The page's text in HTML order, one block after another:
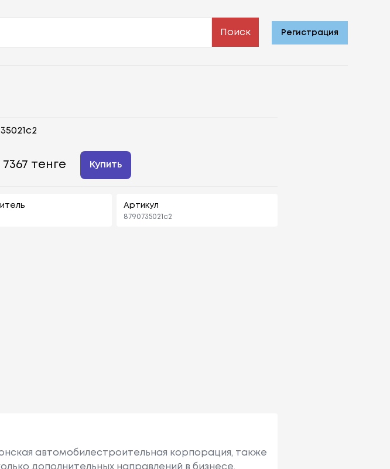
Поиск Регистрация
7367 тенге Купить
Артикул
8790735021c2
автомобилестроительная корпорация, также
дополнительных направлений в бизнесе.